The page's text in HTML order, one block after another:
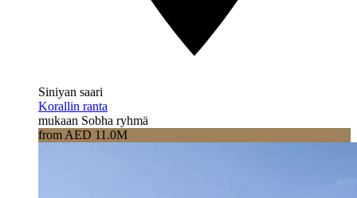
Siniyan saari
Korallin ranta
mukaan Sobha ryhmä
from AED 11.0M